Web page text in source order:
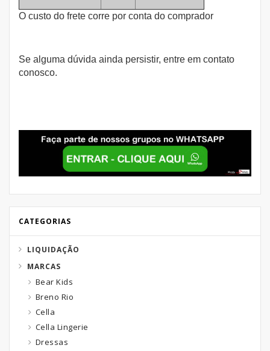
O custo do frete corre por conta do comprador
Se alguma dúvida ainda persistir, entre em contato
conosco.
CATEGORIAS
LIQUIDAÇÃO
MARCAS
Bear Kids
Breno Rio
Cella
Cella Lingerie
Dressas